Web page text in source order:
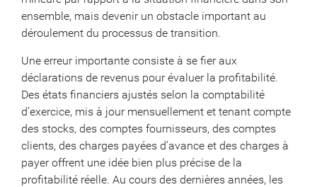
ensemble, mais devenir un obstacle important au
déroulement du processus de transition.
Une erreur importante consiste à se fier aux
déclarations de revenus pour évaluer la profitabilité.
Des états financiers ajustés selon la comptabilité
d’exercice, mis à jour mensuellement et tenant compte
des stocks, des comptes fournisseurs, des comptes
clients, des charges payées d’avance et des charges à
payer offrent une idée bien plus précise de la
profitabilité réelle. Au cours des dernières années, les